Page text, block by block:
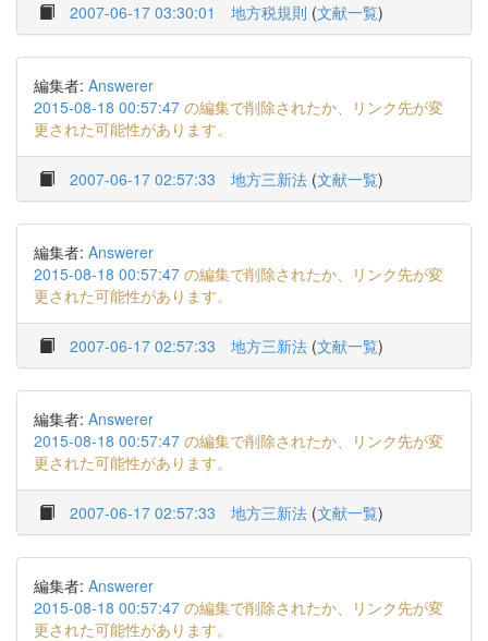
2007-06-17 03:30:01 地方税規則 (文献一覧)
編集者: Answerer
2015-08-18 00:57:47 の編集で削除されたか、リンク先が変
更された可能性があります。
2007-06-17 02:57:33 地方三新法 (文献一覧)
編集者: Answerer
2015-08-18 00:57:47 の編集で削除されたか、リンク先が変
更された可能性があります。
2007-06-17 02:57:33 地方三新法 (文献一覧)
編集者: Answerer
2015-08-18 00:57:47 の編集で削除されたか、リンク先が変
更された可能性があります。
2007-06-17 02:57:33 地方三新法 (文献一覧)
編集者: Answerer
2015-08-18 00:57:47 の編集で削除されたか、リンク先が変
更された可能性があります。